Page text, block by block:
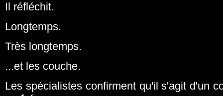
Il réfléchit.
Longtemps.
Très longtemps.
...et les couche.
Les spécialistes confirment qu'il s'agit d'un